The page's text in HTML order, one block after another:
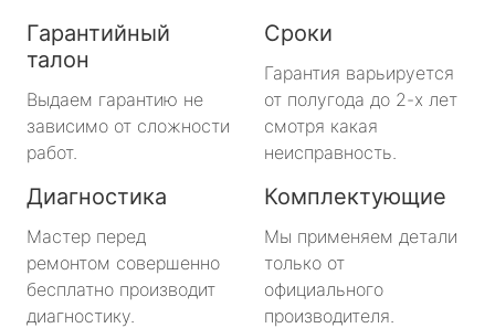
Гарантийный
талон
Выдаем гарантию не
зависимо от сложности
работ.
Сроки
Гарантия варьируется
от полугода до 2-х лет
смотря какая
неисправность.
Диагностика
Мастер перед
ремонтом совершенно
бесплатно производит
диагностику.
Комплектующие
Мы применяем детали
только от
официального
производителя.